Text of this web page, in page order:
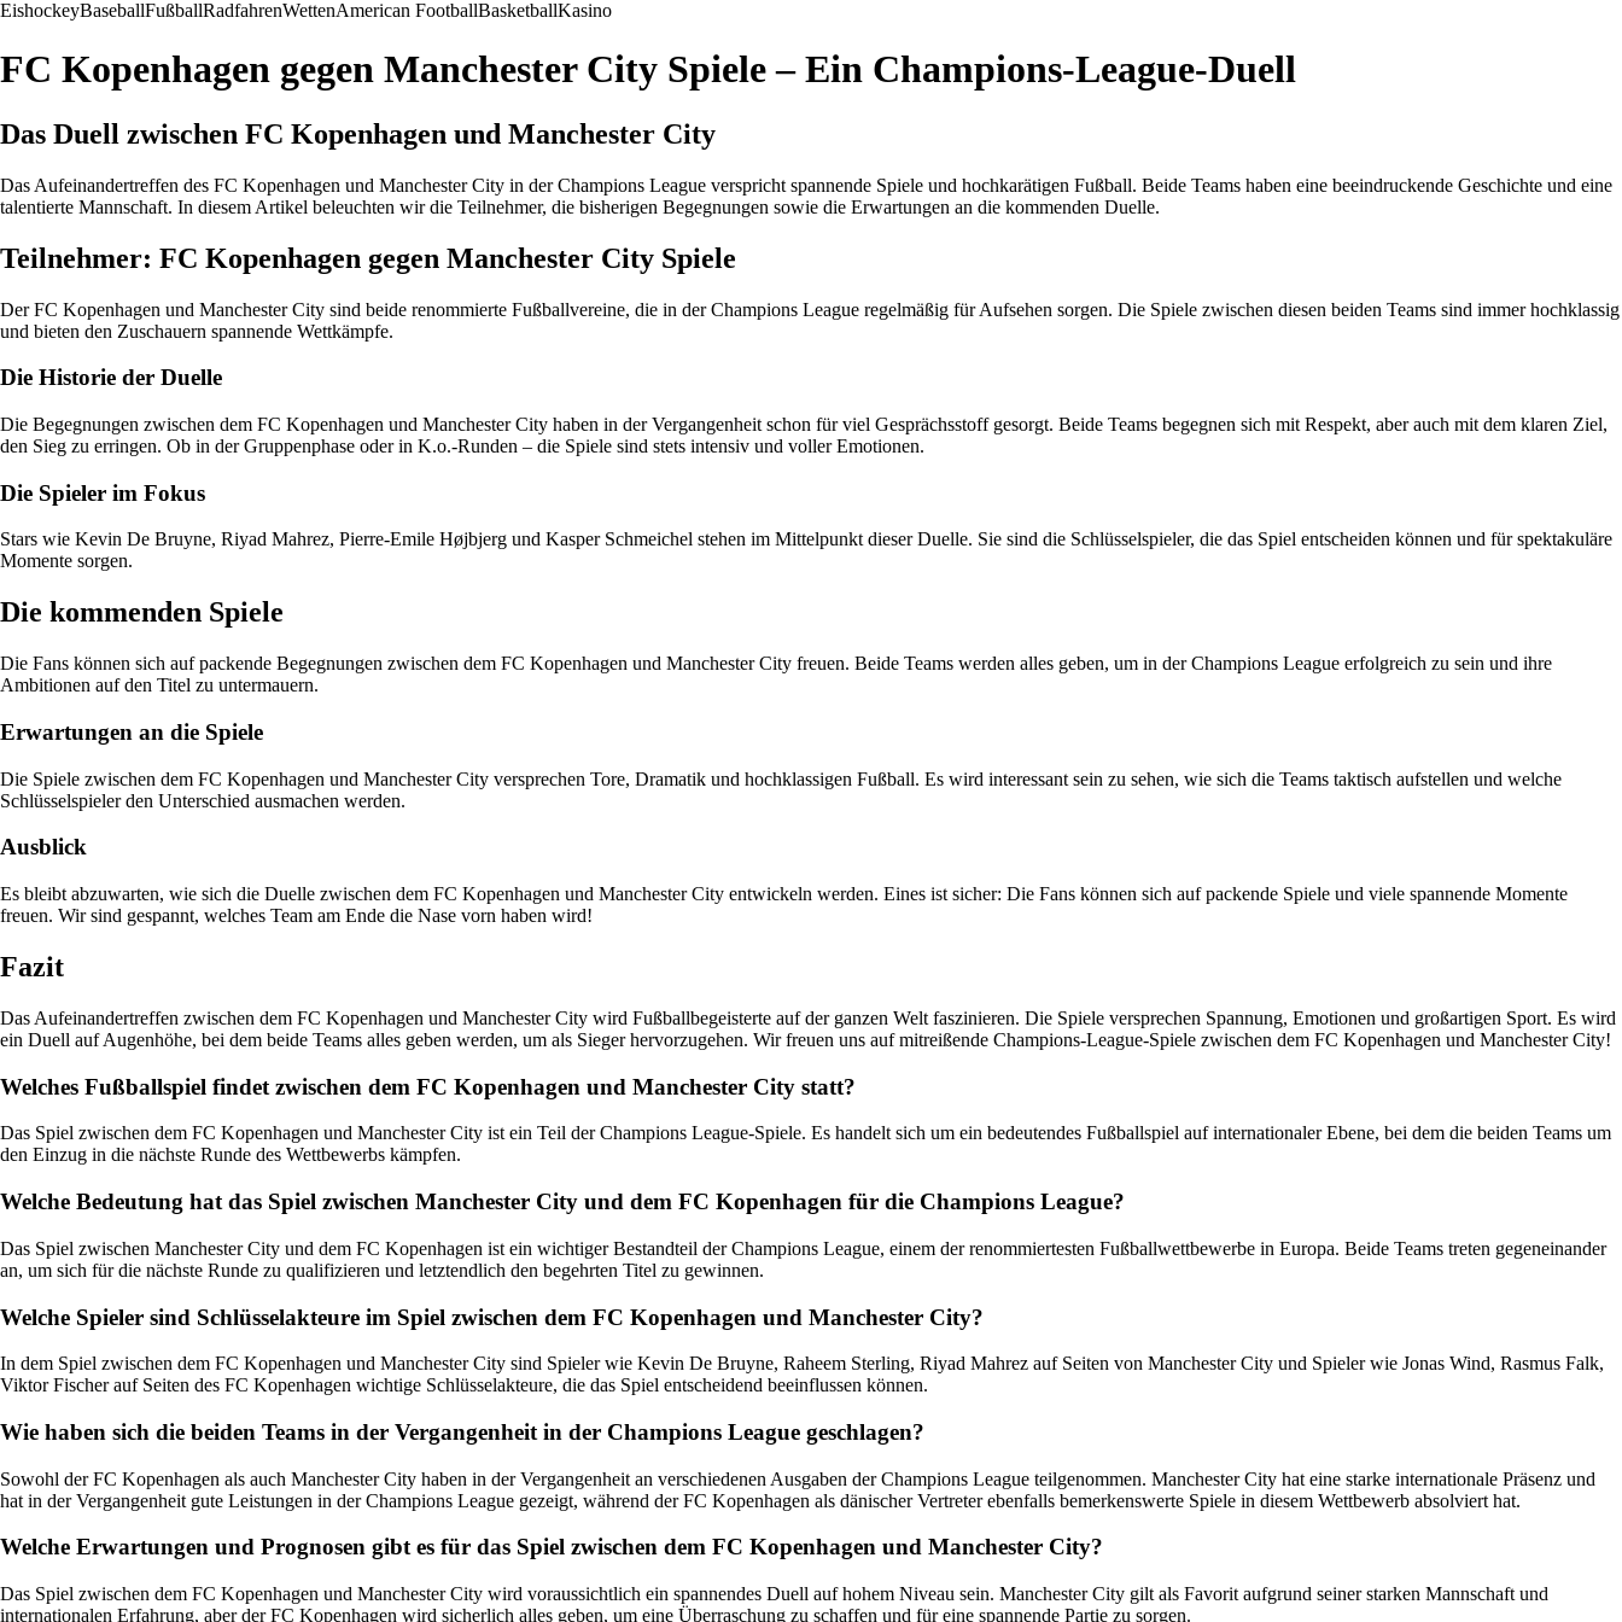
EishockeyBaseballFußballRadfahrenWettenAmerican FootballBasketballKasino
FC Kopenhagen gegen Manchester City Spiele – Ein Champions-League-Duell
Das Duell zwischen FC Kopenhagen und Manchester City
Das Aufeinandertreffen des FC Kopenhagen und Manchester City in der Champions League verspricht spannende Spiele und hochkarätigen Fußball. Beide Teams haben eine beeindruckende Geschichte und eine
talentierte Mannschaft. In diesem Artikel beleuchten wir die Teilnehmer, die bisherigen Begegnungen sowie die Erwartungen an die kommenden Duelle.
Teilnehmer: FC Kopenhagen gegen Manchester City Spiele
Der FC Kopenhagen und Manchester City sind beide renommierte Fußballvereine, die in der Champions League regelmäßig für Aufsehen sorgen. Die Spiele zwischen diesen beiden Teams sind immer hochklassig
und bieten den Zuschauern spannende Wettkämpfe.
Die Historie der Duelle
Die Begegnungen zwischen dem FC Kopenhagen und Manchester City haben in der Vergangenheit schon für viel Gesprächsstoff gesorgt. Beide Teams begegnen sich mit Respekt, aber auch mit dem klaren Ziel,
den Sieg zu erringen. Ob in der Gruppenphase oder in K.o.-Runden – die Spiele sind stets intensiv und voller Emotionen.
Die Spieler im Fokus
Stars wie Kevin De Bruyne, Riyad Mahrez, Pierre-Emile Højbjerg und Kasper Schmeichel stehen im Mittelpunkt dieser Duelle. Sie sind die Schlüsselspieler, die das Spiel entscheiden können und für spektakuläre
Momente sorgen.
Die kommenden Spiele
Die Fans können sich auf packende Begegnungen zwischen dem FC Kopenhagen und Manchester City freuen. Beide Teams werden alles geben, um in der Champions League erfolgreich zu sein und ihre
Ambitionen auf den Titel zu untermauern.
Erwartungen an die Spiele
Die Spiele zwischen dem FC Kopenhagen und Manchester City versprechen Tore, Dramatik und hochklassigen Fußball. Es wird interessant sein zu sehen, wie sich die Teams taktisch aufstellen und welche
Schlüsselspieler den Unterschied ausmachen werden.
Ausblick
Es bleibt abzuwarten, wie sich die Duelle zwischen dem FC Kopenhagen und Manchester City entwickeln werden. Eines ist sicher: Die Fans können sich auf packende Spiele und viele spannende Momente
freuen. Wir sind gespannt, welches Team am Ende die Nase vorn haben wird!
Fazit
Das Aufeinandertreffen zwischen dem FC Kopenhagen und Manchester City wird Fußballbegeisterte auf der ganzen Welt faszinieren. Die Spiele versprechen Spannung, Emotionen und großartigen Sport. Es wird
ein Duell auf Augenhöhe, bei dem beide Teams alles geben werden, um als Sieger hervorzugehen. Wir freuen uns auf mitreißende Champions-League-Spiele zwischen dem FC Kopenhagen und Manchester City!
Welches Fußballspiel findet zwischen dem FC Kopenhagen und Manchester City statt?
Das Spiel zwischen dem FC Kopenhagen und Manchester City ist ein Teil der Champions League-Spiele. Es handelt sich um ein bedeutendes Fußballspiel auf internationaler Ebene, bei dem die beiden Teams um
den Einzug in die nächste Runde des Wettbewerbs kämpfen.
Welche Bedeutung hat das Spiel zwischen Manchester City und dem FC Kopenhagen für die Champions League?
Das Spiel zwischen Manchester City und dem FC Kopenhagen ist ein wichtiger Bestandteil der Champions League, einem der renommiertesten Fußballwettbewerbe in Europa. Beide Teams treten gegeneinander
an, um sich für die nächste Runde zu qualifizieren und letztendlich den begehrten Titel zu gewinnen.
Welche Spieler sind Schlüsselakteure im Spiel zwischen dem FC Kopenhagen und Manchester City?
In dem Spiel zwischen dem FC Kopenhagen und Manchester City sind Spieler wie Kevin De Bruyne, Raheem Sterling, Riyad Mahrez auf Seiten von Manchester City und Spieler wie Jonas Wind, Rasmus Falk,
Viktor Fischer auf Seiten des FC Kopenhagen wichtige Schlüsselakteure, die das Spiel entscheidend beeinflussen können.
Wie haben sich die beiden Teams in der Vergangenheit in der Champions League geschlagen?
Sowohl der FC Kopenhagen als auch Manchester City haben in der Vergangenheit an verschiedenen Ausgaben der Champions League teilgenommen. Manchester City hat eine starke internationale Präsenz und
hat in der Vergangenheit gute Leistungen in der Champions League gezeigt, während der FC Kopenhagen als dänischer Vertreter ebenfalls bemerkenswerte Spiele in diesem Wettbewerb absolviert hat.
Welche Erwartungen und Prognosen gibt es für das Spiel zwischen dem FC Kopenhagen und Manchester City?
Das Spiel zwischen dem FC Kopenhagen und Manchester City wird voraussichtlich ein spannendes Duell auf hohem Niveau sein. Manchester City gilt als Favorit aufgrund seiner starken Mannschaft und
internationalen Erfahrung, aber der FC Kopenhagen wird sicherlich alles geben, um eine Überraschung zu schaffen und für eine spannende Partie zu sorgen.